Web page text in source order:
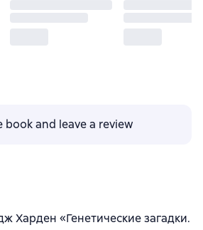
book and leave a review
Харден «Генетические загадки.